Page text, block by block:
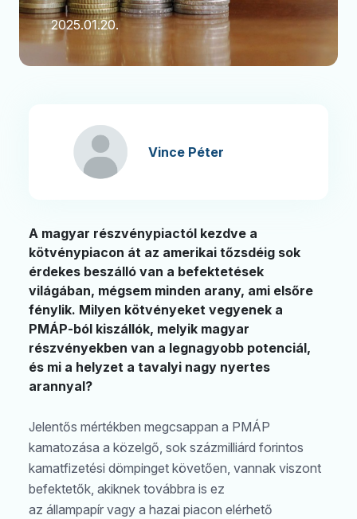
2025.01.20.
Vince Péter
A magyar részvénypiactól kezdve a
kötvénypiacon át az amerikai tőzsdéig sok
érdekes beszálló van a befektetések
világában, mégsem minden arany, ami elsőre
fénylik. Milyen kötvényeket vegyenek a
PMÁP-ból kiszállók, melyik magyar
részvényekben van a legnagyobb potenciál,
és mi a helyzet a tavalyi nagy nyertes
arannyal?
Jelentős mértékben megcsappan a PMÁP
kamatozása a közelgő, sok százmilliárd forintos
kamatfizetési dömpinget követően, vannak viszont
befektetők, akiknek továbbra is ez
az állampapír vagy a hazai piacon elérhető